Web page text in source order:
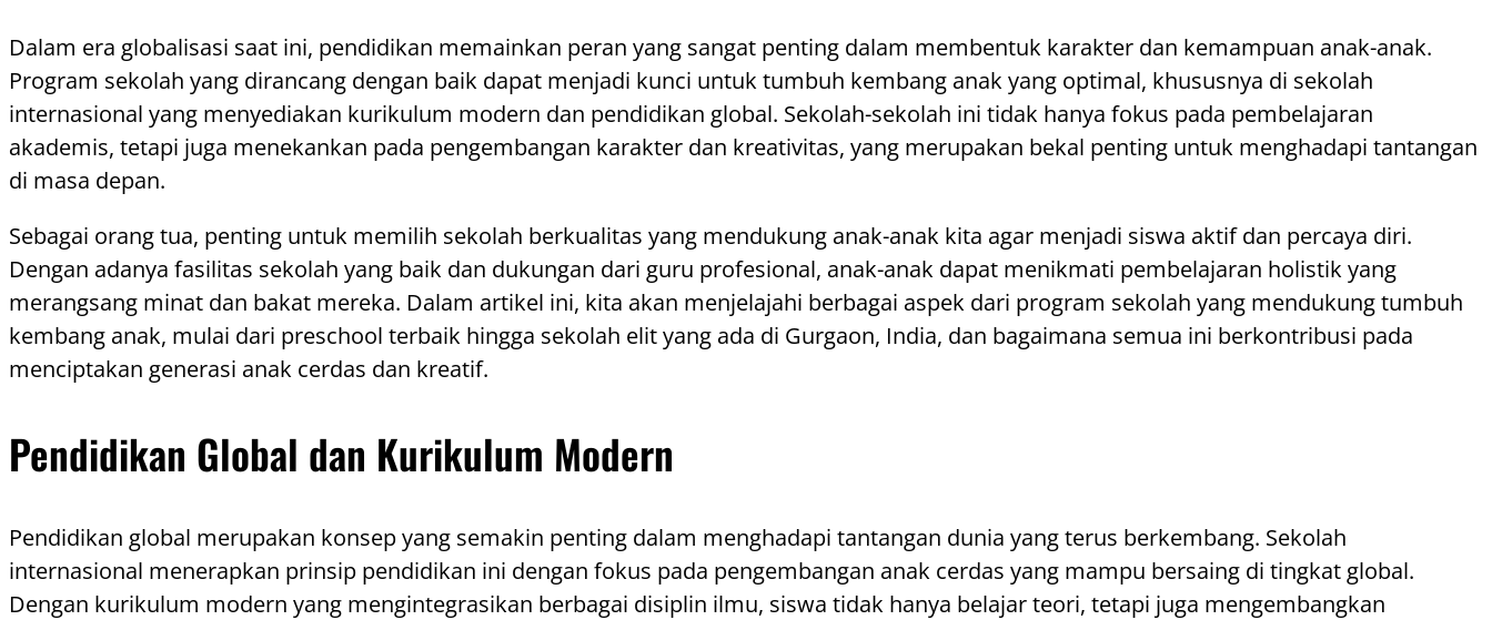
Dalam era globalisasi saat ini, pendidikan memainkan peran yang sangat penting dalam membentuk karakter dan kemampuan anak-anak.
Program sekolah yang dirancang dengan baik dapat menjadi kunci untuk tumbuh kembang anak yang optimal, khususnya di sekolah
internasional yang menyediakan kurikulum modern dan pendidikan global. Sekolah-sekolah ini tidak hanya fokus pada pembelajaran
akademis, tetapi juga menekankan pada pengembangan karakter dan kreativitas, yang merupakan bekal penting untuk menghadapi tantangan
di masa depan.
Sebagai orang tua, penting untuk memilih sekolah berkualitas yang mendukung anak-anak kita agar menjadi siswa aktif dan percaya diri.
Dengan adanya fasilitas sekolah yang baik dan dukungan dari guru profesional, anak-anak dapat menikmati pembelajaran holistik yang
merangsang minat dan bakat mereka. Dalam artikel ini, kita akan menjelajahi berbagai aspek dari program sekolah yang mendukung tumbuh
kembang anak, mulai dari preschool terbaik hingga sekolah elit yang ada di Gurgaon, India, dan bagaimana semua ini berkontribusi pada
menciptakan generasi anak cerdas dan kreatif.
Pendidikan Global dan Kurikulum Modern
Pendidikan global merupakan konsep yang semakin penting dalam menghadapi tantangan dunia yang terus berkembang. Sekolah
internasional menerapkan prinsip pendidikan ini dengan fokus pada pengembangan anak cerdas yang mampu bersaing di tingkat global.
Dengan kurikulum modern yang mengintegrasikan berbagai disiplin ilmu, siswa tidak hanya belajar teori, tetapi juga mengembangkan